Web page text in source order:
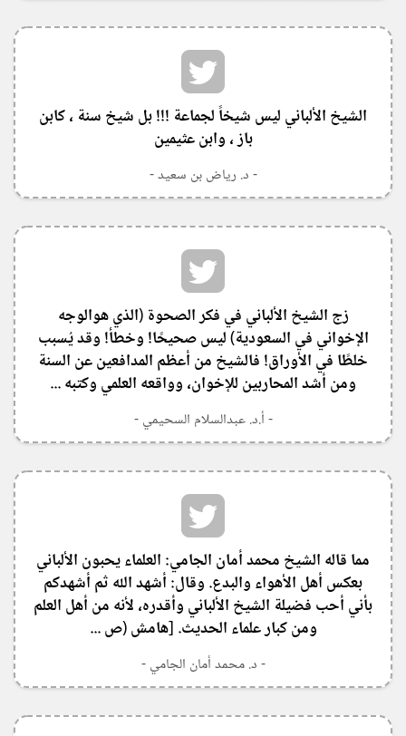
‏الشيخ الألباني ليس شيخاً لجماعة !!! بل شيخ سنة ، كابن
باز ، وابن عثيمين
- د. رياض بن سعيد -
زج الشيخ الألباني في فكر الصحوة (الذي هوالوجه
الإخواني في السعودية) ليس صحيحًا! وخطأ! وقد يُسبب
خلطًا في الأوراق! فالشيخ من أعظم المدافعين عن السنة
ومن أشد المحاربين للإخوان، وواقعه العلمي وكتبه ...
- أ.د. عبدالسلام السحيمي -
مما قاله الشيخ محمد أمان الجامي: العلماء يحبون الألباني
بعكس أهل الأهواء والبدع. وقال: أشهد الله ثم أشهدكم
بأني أحب فضيلة الشيخ الألباني وأقدره، لأنه من أهل العلم
ومن كبار علماء الحديث. [هامش (ص ...
- د. محمد أمان الجامي -